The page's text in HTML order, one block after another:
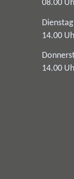
08.00
Dienstag
14.00
14.00